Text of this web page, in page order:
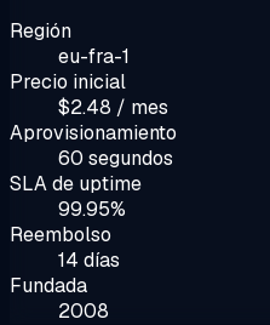
Región
eu-fra-1
Precio inicial
$2.48 / mes
Aprovisionamiento
60 segundos
SLA de uptime
99.95%
Reembolso
14 días
Fundada
2008